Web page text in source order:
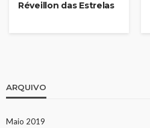
Réveillon das Estrelas
ARQUIVO
Maio 2019